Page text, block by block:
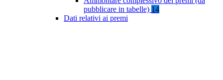
pubblicare in tabelle) 14
Dati relativi ai premi